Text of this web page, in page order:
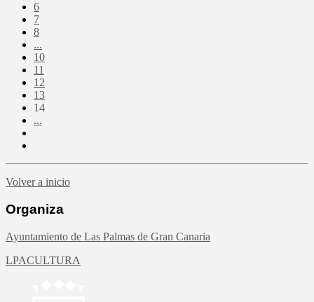
6
7
8
...
10
11
12
13
14
...
Volver a inicio
Organiza
Ayuntamiento de Las Palmas de Gran Canaria
LPACULTURA